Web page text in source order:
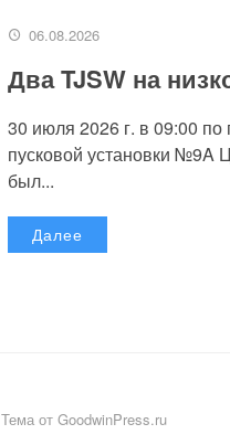
06.08.2026
Два TJSW на
30 июля 2026 г. в 09:00
пусковой установки №9A
был...
Далее
Тема от GoodwinPress.ru